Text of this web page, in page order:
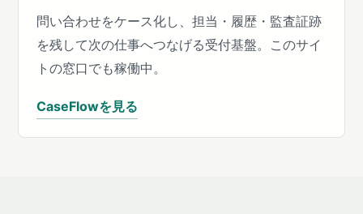
問い合わせをケース化し、担当・履歴・監査証跡
を残して次の仕事へつなげる受付基盤。このサイ
トの窓口でも稼働中。
CaseFlowを見る